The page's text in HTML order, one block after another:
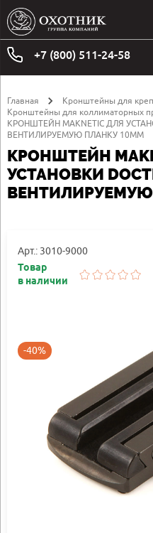
+7 (800) 511-24-58
Главная
Кронштейны для
Кронштейны для коллиматорных
КРОНШТЕЙН MAKNETIC ДЛЯ
ВЕНТИЛИРУЕМУЮ ПЛАНКУ 10ММ
КРОНШТЕЙН
УСТАНОВКИ
Арт.: 3010-9000
Товар
в наличии
-40%